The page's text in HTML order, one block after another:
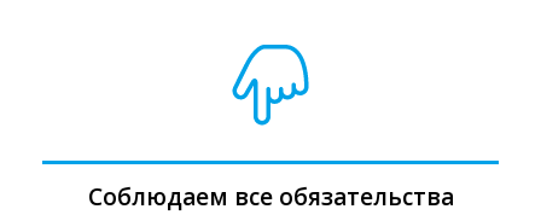
Соблюдаем все обязательства